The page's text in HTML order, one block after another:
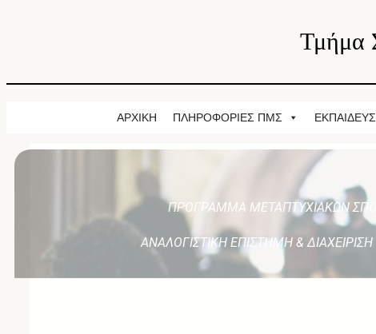
Τμήμα
ΑΡΧΙΚΗ ΠΛΗΡΟΦΟΡΙΕΣ ΠΜΣ
ΠΡΟΓΡΑΜΜΑ ΜΕΤΑΠΤΥΧΙΑΚΩΝ
ΑΝΑΛΟΓΙΣΤΙΚΗ ΕΠΙΣΤΗΜΗ & ΔΙΑΧΕΙΡΙΣΗ